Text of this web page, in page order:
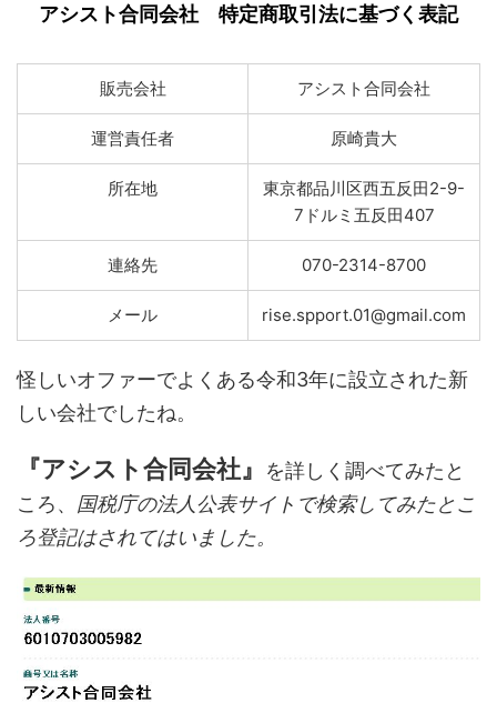
アシスト合同会社 特定商取引法に基づく表記
販売会社 アシスト合同会社
運営責任者 原崎貴大
所在地
東京都品川区西五反田2-9-
7ドルミ五反田407
連絡先 070-2314-8700
メール rise.spport.01@gmail.com
怪しいオファーでよくある令和3年に設立された新
しい会社でしたね。
『アシスト合同会社』
を詳しく調べてみたと
ころ、 国税庁の法人公表サイトで検索してみたとこ
ろ登記はされてはいました。